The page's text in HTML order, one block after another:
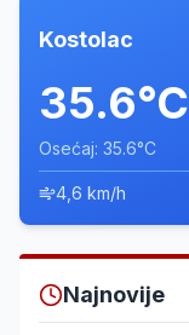
Kostolac
35.6°C
Osećaj: 35.6°C
4,6 km/h
Najnovije